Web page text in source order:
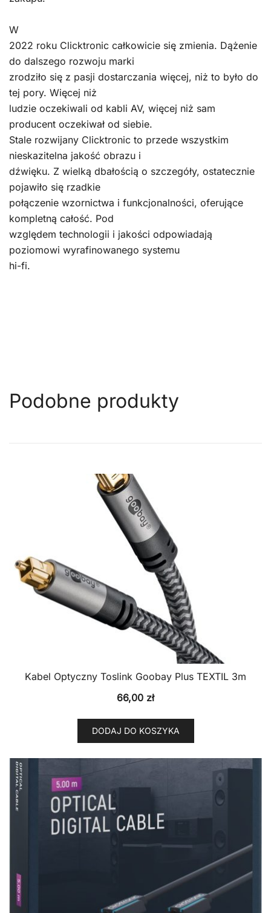
W
2022 roku Clicktronic całkowicie się zmienia. Dążenie
do dalszego rozwoju marki
zrodziło się z pasji dostarczania więcej, niż to było do
tej pory. Więcej niż
ludzie oczekiwali od kabli AV, więcej niż sam
producent oczekiwał od siebie.
Stale rozwijany Clicktronic to przede wszystkim
nieskazitelna jakość obrazu i
dźwięku. Z wielką dbałością o szczegóły, ostatecznie
pojawiło się rzadkie
połączenie wzornictwa i funkcjonalności, oferujące
kompletną całość. Pod
względem technologii i jakości odpowiadają
poziomowi wyrafinowanego systemu
hi-fi.
Podobne produkty
Kabel Optyczny Toslink Goobay Plus TEXTIL 3m
66,00 zł
DODAJ DO KOSZYKA